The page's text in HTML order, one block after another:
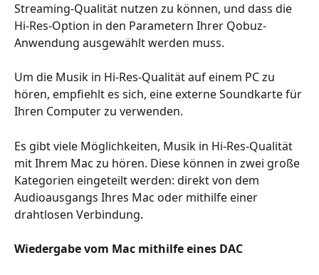
Streaming-Qualität nutzen zu können, und dass die
Hi-Res-Option in den Parametern Ihrer Qobuz-
Anwendung ausgewählt werden muss.
Um die Musik in Hi-Res-Qualität auf einem PC zu
hören, empfiehlt es sich, eine externe Soundkarte für
Ihren Computer zu verwenden.
Es gibt viele Möglichkeiten, Musik in Hi-Res-Qualität
mit Ihrem Mac zu hören. Diese können in zwei große
Kategorien eingeteilt werden: direkt von dem
Audioausgangs Ihres Mac oder mithilfe einer
drahtlosen Verbindung.
Wiedergabe vom Mac mithilfe eines DAC